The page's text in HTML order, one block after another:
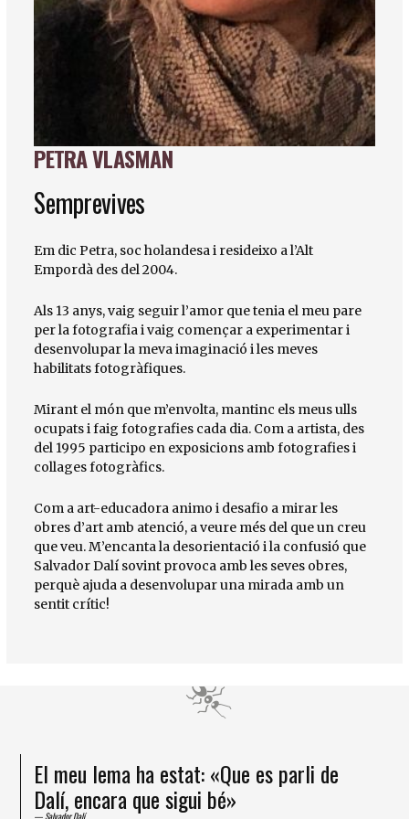
Diapositiva 1 de 1
PETRA VLASMAN
Semprevives
Em dic Petra, soc holandesa i resideixo a l’Alt
Empordà des del 2004.
Als 13 anys, vaig seguir l’amor que tenia el meu pare
per la fotografia i vaig començar a experimentar i
desenvolupar la meva imaginació i les meves
habilitats fotogràfiques.
Mirant el món que m’envolta, mantinc els meus ulls
ocupats i faig fotografies cada dia. Com a artista, des
del 1995 participo en exposicions amb fotografies i
collages fotogràfics.
Com a art-educadora animo i desafio a mirar les
obres d’art amb atenció, a veure més del que un creu
que veu. M’encanta la desorientació i la confusió que
Salvador Dalí sovint provoca amb les seves obres,
perquè ajuda a desenvolupar una mirada amb un
sentit crític!
El meu lema ha estat: «Que es parli de
Dalí, encara que sigui bé»
Salvador Dalí